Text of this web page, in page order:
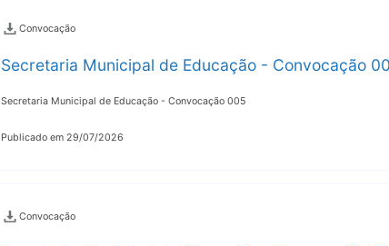
Convocação
Secretaria Municipal de Educação - Convocação
Secretaria Municipal de Educação - Convocação 005
Publicado em 29/07/2026
Convocação